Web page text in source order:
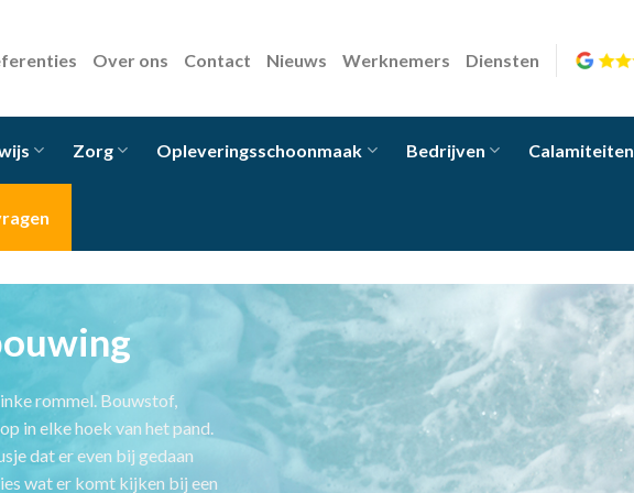
Over ons Contact Nieuws Werknemers Diensten
Zorg Opleveringsschoonmaak Bedrijven Calamiteiten
rommel. Bouwstof,
in elke hoek van het pand.
dat er even bij gedaan
wat er komt kijken bij een